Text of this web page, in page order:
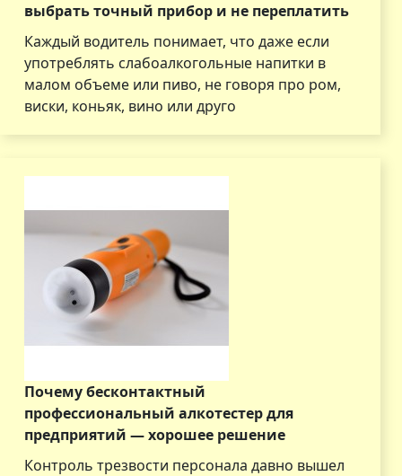
выбрать точный прибор и не переплатить
Каждый водитель понимает, что даже если
употреблять слабоалкогольные напитки в
малом объеме или пиво, не говоря про ром,
виски, коньяк, вино или друго
Почему бесконтактный
профессиональный алкотестер для
предприятий — хорошее решение
Контроль трезвости персонала давно вышел